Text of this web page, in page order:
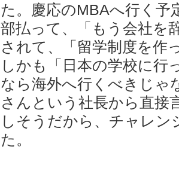
た。慶応のMBAへ行く予
部払って、「もう会社を
されて、「留学制度を作
しかも「日本の学校に行
なら海外へ行くべきじゃ
さんという社長から直接
しそうだから、チャレ
た。